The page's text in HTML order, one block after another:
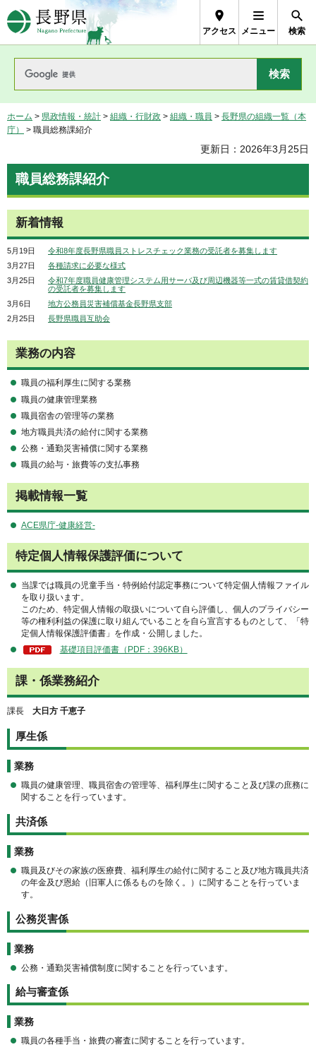
長野県Nagano Prefecture
アクセス メニュー 検索
ホーム > 県政情報・統計 > 組織・行財政 > 組織・職員 > 長野県の組織一覧（本
庁）
> 職員総務課紹介
更新日：2026年3月25日
職員総務課紹介
新着情報
5月19日
令和8年度長野県職員ストレスチェック業務の受託者を募集します
3月27日
各種請求に必要な様式
3月25日
令和7年度職員健康管理システム用サーバ及び周辺機器等一式の賃貸借契約
の受託者を募集します
3月6日
地方公務員災害補償基金長野県支部
2月25日
長野県職員互助会
業務の内容
職員の福利厚生に関する業務
職員の健康管理業務
職員宿舎の管理等の業務
地方職員共済の給付に関する業務
公務・通勤災害補償に関する業務
職員の給与・旅費等の支払事務
掲載情報一覧
ACE県庁-健康経営-
特定個人情報保護評価について
当課では職員の児童手当・特例給付認定事務について特定個人情報ファイル
を取り扱います。
このため、特定個人情報の取扱いについて自ら評価し、個人のプライバシー
等の権利利益の保護に取り組んでいることを自ら宣言するものとして、「特
定個人情報保護評価書」を作成・公開しました。
基礎項目評価書（PDF：396KB）
課・係業務紹介
課長 大日方 千恵子
厚生係
業務
職員の健康管理、職員宿舎の管理等、福利厚生に関すること及び課の庶務に
関することを行っています。
共済係
業務
職員及びその家族の医療費、福利厚生の給付に関すること及び地方職員共済
の年金及び恩給（旧軍人に係るものを除く。）に関することを行っていま
す。
公務災害係
業務
公務・通勤災害補償制度に関することを行っています。
給与審査係
業務
職員の各種手当・旅費の審査に関することを行っています。